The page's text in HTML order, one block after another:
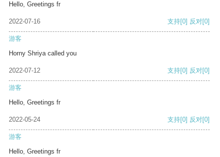
Hello, Greetings fr
2022-07-16 支持[0] 反对[0]
游客
Horny Shriya called you
2022-07-12 支持[0] 反对[0]
游客
Hello, Greetings fr
2022-05-24 支持[0] 反对[0]
游客
Hello, Greetings fr